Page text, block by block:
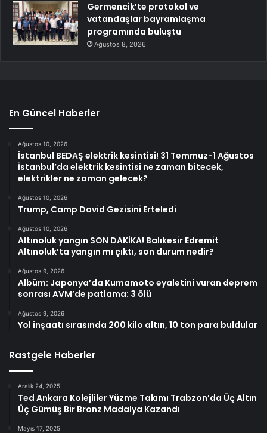
Germencik’te protokol ve
vatandaşlar bayramlaşma
programında buluştu
Ağustos 8, 2026
En Güncel Haberler
Ağustos 10, 2026
İstanbul BEDAŞ elektrik kesintisi! 31 Temmuz-1 Ağustos
İstanbul’da elektrik kesintisi ne zaman bitecek,
elektrikler ne zaman gelecek?
Ağustos 10, 2026
Trump, Camp David Gezisini Erteledi
Ağustos 10, 2026
Altınoluk yangın SON DAKİKA! Balıkesir Edremit
Altınoluk’ta yangın mı çıktı, son durum nedir?
Ağustos 9, 2026
Albüm: Japonya’da Kumamoto eyaletini vuran deprem
sonrası AVM’de patlama: 3 ölü
Ağustos 9, 2026
Yol inşaatı sırasında 200 kilo altın, 10 ton para buldular
Rastgele Haberler
Aralık 24, 2025
Ted Ankara Kolejliler Yüzme Takımı Trabzon’da Üç Altın
Üç Gümüş Bir Bronz Madalya Kazandı
Mayıs 17, 2025